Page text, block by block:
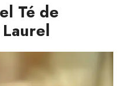
Té de
Laurel